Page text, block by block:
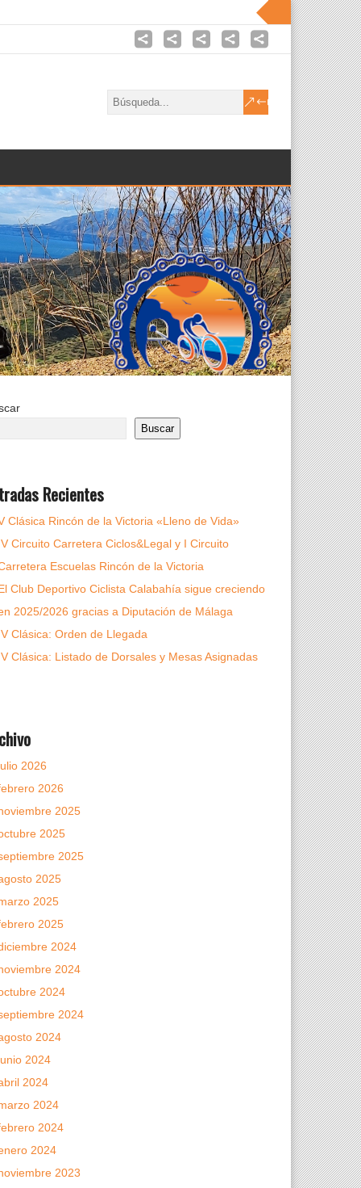
Buscar
Recientes
Clásica Rincón de la Victoria «Lleno de Vida»
Circuito Carretera Ciclos&Legal y I Circuito
Escuelas Rincón de la Victoria
Club Deportivo Ciclista Calabahía sigue creciendo
2025/2026 gracias a Diputación de Málaga
Clásica: Orden de Llegada
Clásica: Listado de Dorsales y Mesas Asignadas
2026
2026
2025
2025
2025
2025
2025
2025
2024
2024
2024
2024
2024
2024
2024
2024
2024
2024
2023